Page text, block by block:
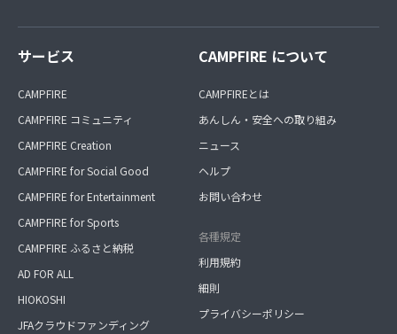
サービス
CAMPFIRE
CAMPFIRE コミュニティ
CAMPFIRE Creation
CAMPFIRE for Social Good
CAMPFIRE for Entertainment
CAMPFIRE for Sports
CAMPFIRE ふるさと納税
AD FOR ALL
HIOKOSHI
JFAクラウドファンディング
CAMPFIRE について
CAMPFIREとは
あんしん・安全への取り組み
ニュース
ヘルプ
お問い合わせ
各種規定
利用規約
細則
プライバシーポリシー